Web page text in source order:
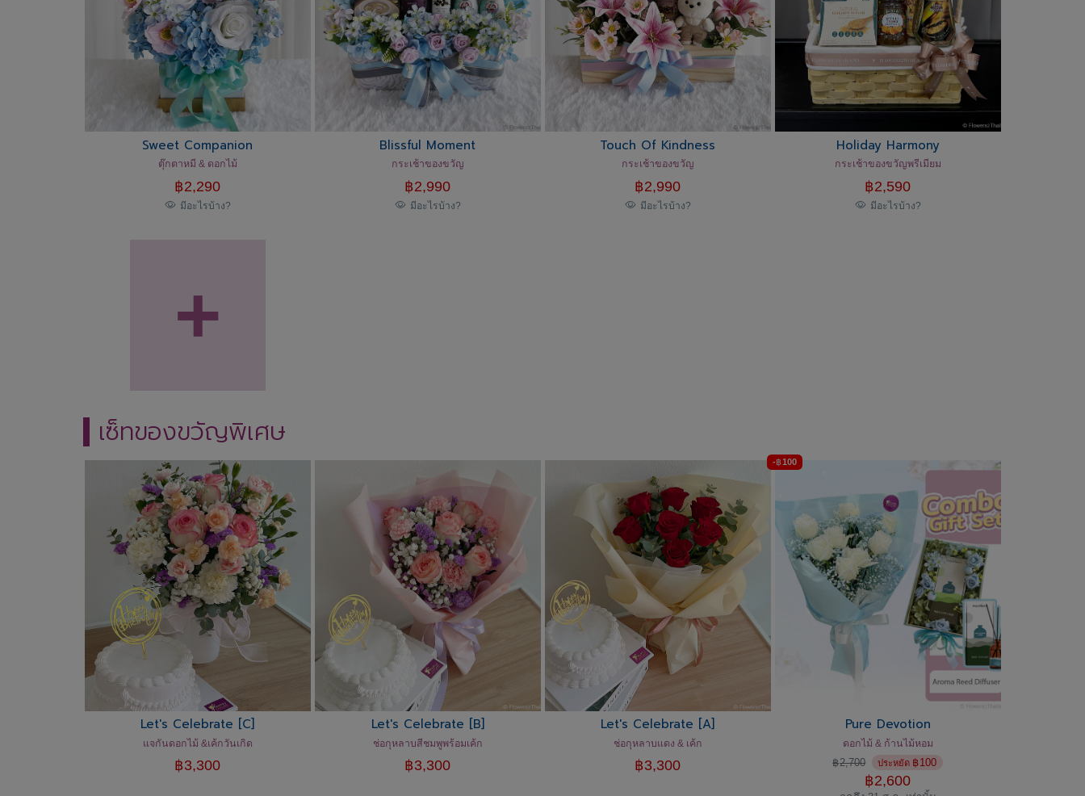
Sweet Companion
ตุ๊กตาหมี & ดอกไม้
฿2,290
มีอะไรบ้าง?
Blissful Moment
กระเช้าของขวัญ
฿2,990
มีอะไรบ้าง?
Touch Of Kindness
กระเช้าของขวัญ
฿2,990
มีอะไรบ้าง?
Holiday Harmony
กระเช้าของขวัญพรีเมียม
฿2,590
มีอะไรบ้าง?
+
เซ็ทของขวัญพิเศษ
Let's Celebrate [C]
แจกันดอกไม้ &เค้กวันเกิด
฿3,300
Let's Celebrate [B]
ช่อกุหลาบสีชมพูพร้อมเค้ก
฿3,300
Let's Celebrate [A]
ช่อกุหลาบแดง & เค้ก
฿3,300
-฿100
Pure Devotion
ดอกไม้ & ก้านไม้หอม
฿2,700 ประหยัด ฿100
฿2,600